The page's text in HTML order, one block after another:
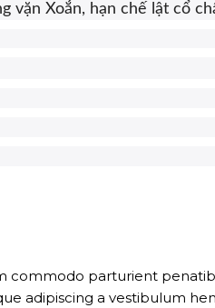
vặn Xoắn, hạn chế lật cổ
commodo parturient
adipiscing a vestibulum